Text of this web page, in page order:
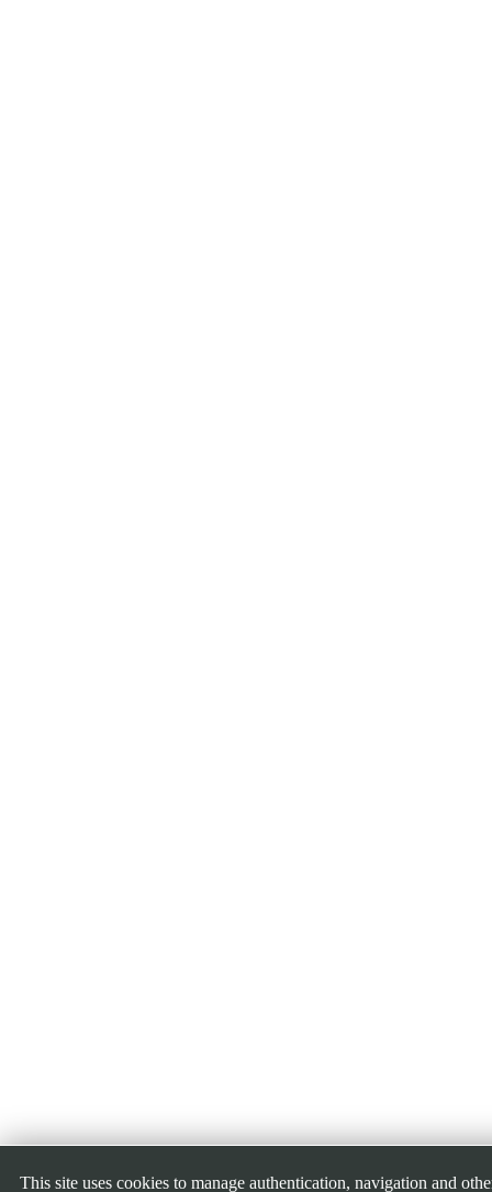
This site uses cookies to manage authentication, navigation and